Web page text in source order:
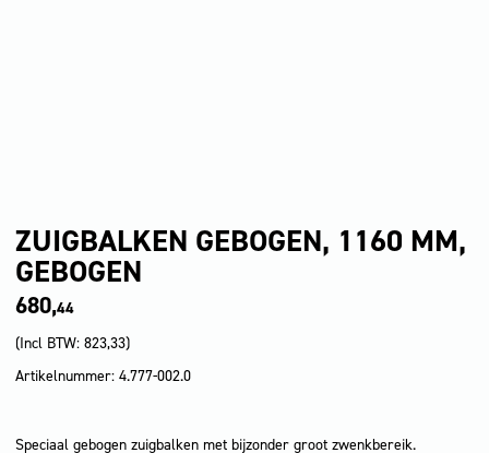
ZUIGBALKEN GEBOGEN, 1160 MM,
GEBOGEN
680,44
(Incl BTW: 823,33)
Artikelnummer: 4.777-002.0
Speciaal gebogen zuigbalken met bijzonder groot zwenkbereik.